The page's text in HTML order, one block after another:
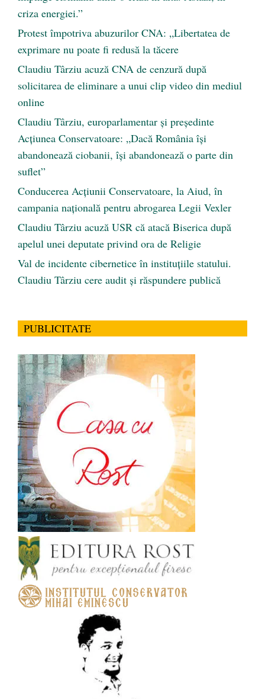
criza energiei.”
Protest împotriva abuzurilor CNA: „Libertatea de
exprimare nu poate fi redusă la tăcere
Claudiu Târziu acuză CNA de cenzură după
solicitarea de eliminare a unui clip video din mediul
online
Claudiu Târziu, europarlamentar și președinte
Acțiunea Conservatoare: „Dacă România își
abandonează ciobanii, își abandonează o parte din
suflet”
Conducerea Acțiunii Conservatoare, la Aiud, în
campania națională pentru abrogarea Legii Vexler
Claudiu Târziu acuză USR că atacă Biserica după
apelul unei deputate privind ora de Religie
Val de incidente cibernetice în instituțiile statului.
Claudiu Târziu cere audit și răspundere publică
PUBLICITATE